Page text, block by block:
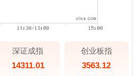
深证成指
14311.01
创业板指
3563.12